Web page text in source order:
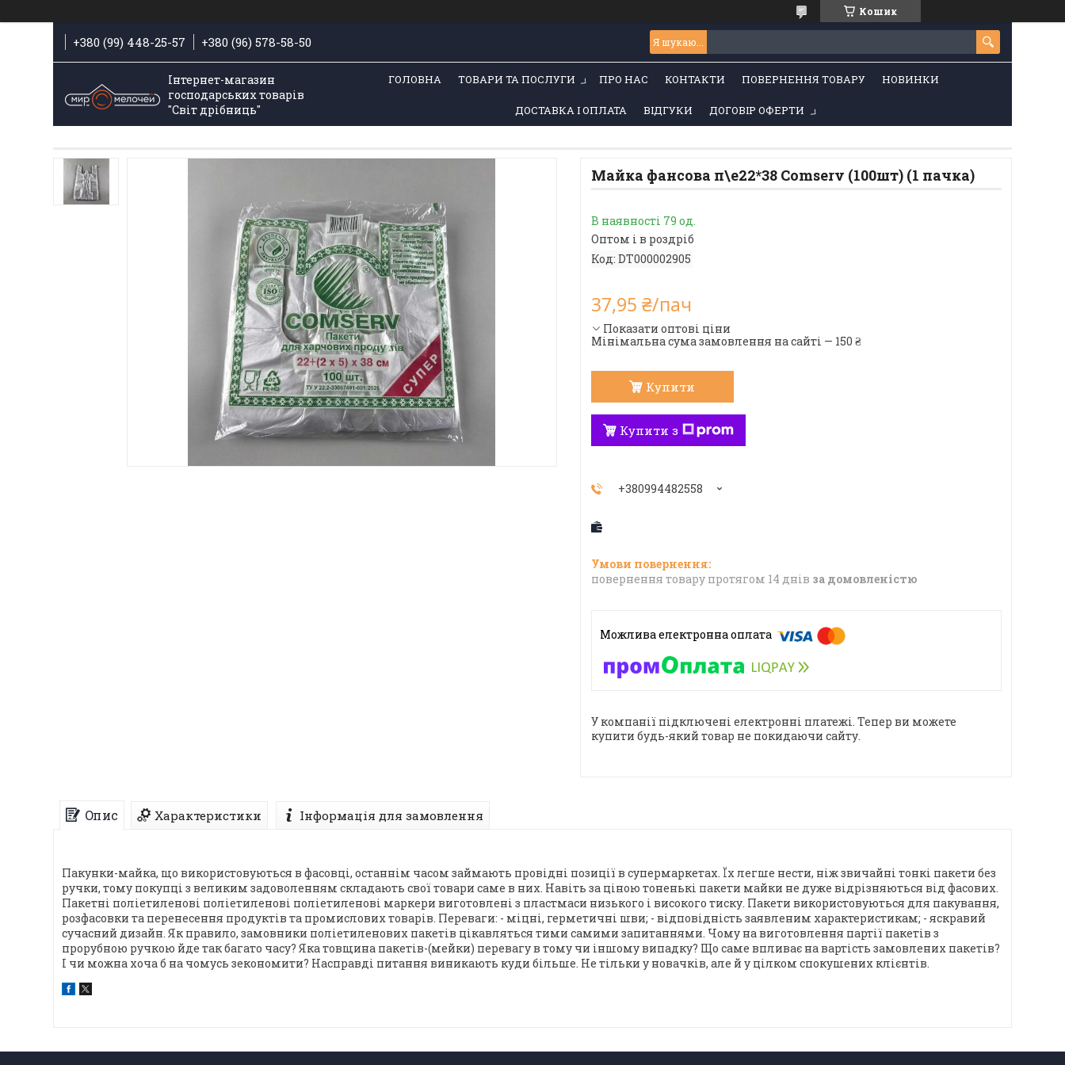
Кошик
+380 (99) 448-25-57 +380 (96) 578-58-50
Інтернет-магазин
господарських товарів
"Світ дрібниць"
ГОЛОВНА ТОВАРИ ТА ПОСЛУГИ ПРО НАС КОНТАКТИ ПОВЕРНЕННЯ ТОВАРУ НОВИНКИ
ДОСТАВКА І ОПЛАТА ВІДГУКИ ДОГОВІР ОФЕРТИ
Майка фансова п\е22*38 Сomserv (100шт) (1 пачка)
В наявності 79 од.
Оптом і в роздріб
Код: DT000002905
37,95 ₴/пач
Показати оптові ціни
Мінімальна сума замовлення на сайті — 150 ₴
Купити
Купити з
+380994482558
повернення товару протягом 14 днів за домовленістю
У компанії підключені електронні платежі. Тепер ви можете
купити будь-який товар не покидаючи сайту.
Опис Характеристики Інформація для замовлення
Пакунки-майка, що використовуються в фасовці, останнім часом займають провідні позиції в супермаркетах. Їх легше нести, ніж звичайні тонкі пакети без
ручки, тому покупці з великим задоволенням складають свої товари саме в них. Навіть за ціною тоненькі пакети майки не дуже відрізняються від фасових.
Пакетні поліетиленові поліетиленові поліетиленові маркери виготовлені з пластмаси низького і високого тиску. Пакети використовуються для пакування,
розфасовки та перенесення продуктів та промислових товарів. Переваги: - міцні, герметичні шви; - відповідність заявленим характеристикам; - яскравий
сучасний дизайн. Як правило, замовники поліетиленових пакетів цікавляться тими самими запитаннями. Чому на виготовлення партії пакетів з
прорубною ручкою йде так багато часу? Яка товщина пакетів-(мейки) перевагу в тому чи іншому випадку? Що саме впливає на вартість замовлених пакетів?
І чи можна хоча б на чомусь зекономити? Насправді питання виникають куди більше. Не тільки у новачків, але й у цілком спокушених клієнтів.